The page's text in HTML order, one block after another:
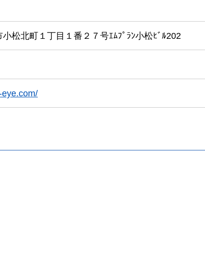
松北町１丁目１番２７号ｴﾑﾌﾟﾗﾝ小松ﾋﾞﾙ202
eye.com/